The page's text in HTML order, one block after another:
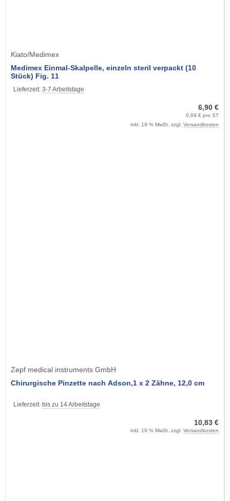
Kiato/Medimex
Medimex Einmal-Skalpelle, einzeln steril verpackt (10
Stück) Fig. 11
Lieferzeit: 3-7 Arbeitstage
6,90 €
0,69 € pro ST
inkl. 19 % MwSt. zzgl. Versandkosten
Zepf medical instruments GmbH
Chirurgische Pinzette nach Adson,1 x 2 Zähne, 12,0 cm
Lieferzeit: bis zu 14 Arbeitstage
10,83 €
inkl. 19 % MwSt. zzgl. Versandkosten